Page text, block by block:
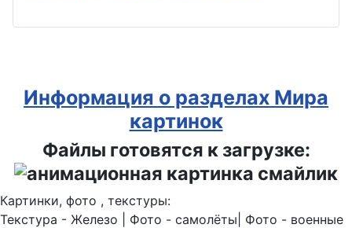
Информация о разделах Мира
картинок
Файлы готовятся к загрузке:
Картинки, фото , текстуры:
Текстура - Железо | Фото - самолёты| Фото - военные